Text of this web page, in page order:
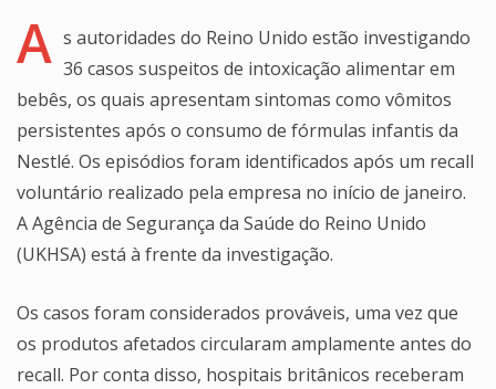
A s autoridades do Reino Unido estão investigando
36 casos suspeitos de intoxicação alimentar em
bebês, os quais apresentam sintomas como vômitos
persistentes após o consumo de fórmulas infantis da
Nestlé. Os episódios foram identificados após um recall
voluntário realizado pela empresa no início de janeiro.
A Agência de Segurança da Saúde do Reino Unido
(UKHSA) está à frente da investigação.
Os casos foram considerados prováveis, uma vez que
os produtos afetados circularam amplamente antes do
recall. Por conta disso, hospitais britânicos receberam